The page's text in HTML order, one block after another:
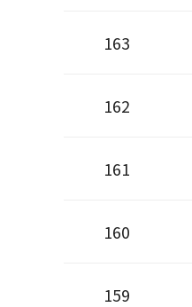
163
162
161
160
159